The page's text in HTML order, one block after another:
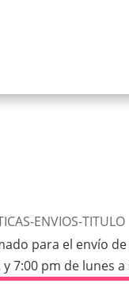
para el
7:00 pm de lunes